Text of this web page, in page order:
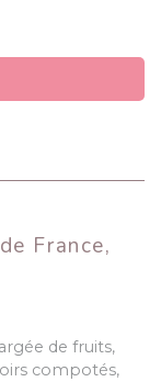
France,
de fruits,
compotés,